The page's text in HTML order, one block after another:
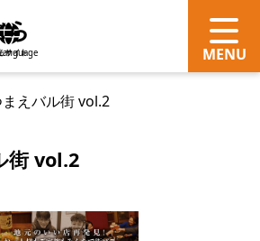
まえバル街 vol.2
街 vol.2